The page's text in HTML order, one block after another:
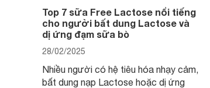
Top 7 sữa Free Lactose nổi tiếng
cho người bất dung Lactose và
dị ứng đạm sữa bò
28/02/2025
Nhiều người có hệ tiêu hóa nhạy cảm,
bất dung nạp Lactose hoặc dị ứng